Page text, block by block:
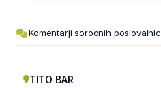
Komentarji sorodnih poslovalnic
TITO BAR